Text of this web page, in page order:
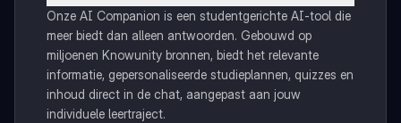
Onze AI Companion is een studentgerichte AI-tool die
meer biedt dan alleen antwoorden. Gebouwd op
miljoenen Knowunity bronnen, biedt het relevante
informatie, gepersonaliseerde studieplannen, quizzes en
inhoud direct in de chat, aangepast aan jouw
individuele leertraject.